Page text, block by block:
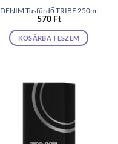
DENIM Tusfürdő TRIBE 250ml
570 Ft
KOSÁRBA TESZEM